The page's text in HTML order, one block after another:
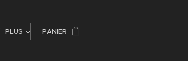
PLUS PANIER